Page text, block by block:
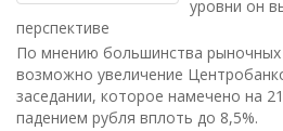
уровни он
перспективе
По мнению большинства рыночных
возможно увеличение
заседании, которое намечено на
падением рубля вплоть до 8,5%.